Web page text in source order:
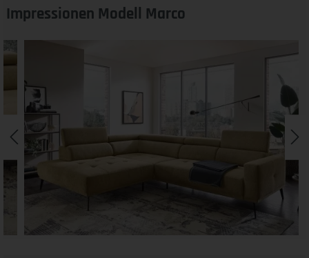
Impressionen Modell Marco